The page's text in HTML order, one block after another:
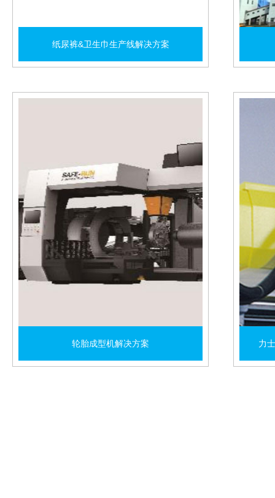
纸尿裤&卫生巾生产线解决方案
轮胎成型机解决方案 力